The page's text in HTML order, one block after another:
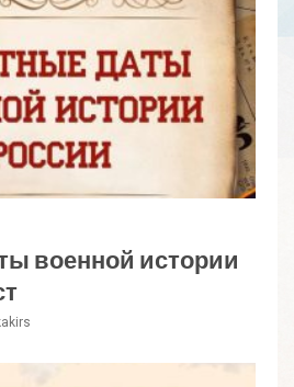
военной истории